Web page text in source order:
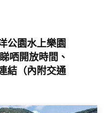
公園水上樂園
哂開放時間、
結（內附交通